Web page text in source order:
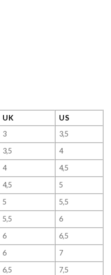
UK
US
3
3,5
3,5
4
4
4,5
4,5
5
5
5,5
5,5
6
6
6,5
6
7
6,5
7,5